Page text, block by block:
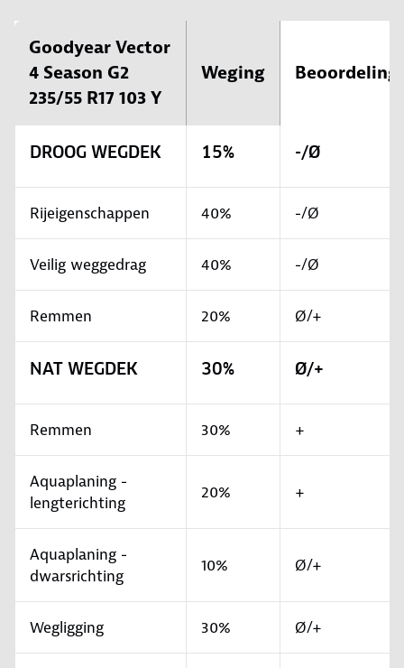
Goodyear Vector
4 Season G2
235/55 R17 103 Y
Weging Beoordeling
DROOG WEGDEK 15% -/Ø
Rijeigenschappen 40% -/Ø
Veilig weggedrag 40% -/Ø
Remmen 20% Ø/+
NAT WEGDEK 30% Ø/+
Remmen 30% +
Aquaplaning -
lengterichting
20% +
Aquaplaning -
dwarsrichting
10% Ø/+
Wegligging 30% Ø/+